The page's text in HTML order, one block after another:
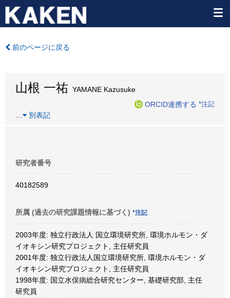
前のページに戻る
山根 一祐 YAMANE Kazusuke
ORCID連携する *注記
別表記
研究者番号
40182589
所属 (過去の研究課題情報に基づく) *注記
2003年度: 独立行政法人 国立環境研究所, 環境ホルモン・ダ
イオキシン研究プロジェクト, 主任研究員
2001年度: 独立行政法人国立環境研究所, 環境ホルモン・ダ
イオキシン研究プロジェクト, 主任研究員
1998年度: 国立水俣病総合研究センター, 基礎研究部, 主任
研究員